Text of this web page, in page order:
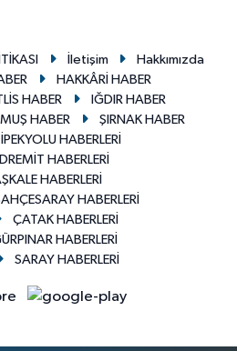
İletişim
Hakkımızda
HAKKÂRİ HABER
HABER
IĞDIR HABER
MUŞ HABER
ŞIRNAK HABER
İPEKYOLU HABERLERİ
HABERLERİ
HABERLERİ
HABERLERİ
ÇATAK HABERLERİ
HABERLERİ
SARAY HABERLERİ